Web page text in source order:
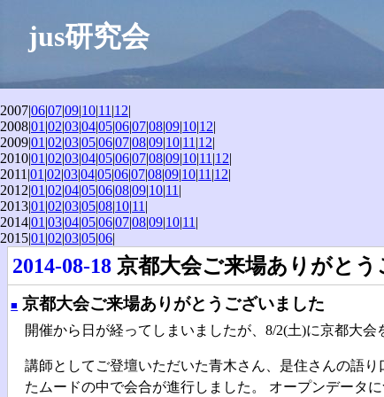
jus研究会
2007|06|07|09|10|11 |12|
2008|01 |02|03|04|05|06|07|08|09|10|12|
2009|01 |02|03|05|06|07|08|09|10|11 |12|
2010|01 |02|03|04|05|06|07|08|09|10|11 |12|
2011|01 |02|03|04|05|06|07|08|09|10|11 |12|
2012|01 |02|04|05|06|08|09|10|11 |
2013|01 |02|03|05|08|10|11 |
2014|01 |03|04|05|06|07|08|09|10|11 |
2015|01 |02|03|05|06|
2014-08-18 京都大会ご来場ありがと
■ 京都大会ご来場ありがとうございました
開催から日が経ってしまいましたが、8/2(土)に京都大
講師としてご登壇いただいた青木さん、是住さんの語
たムードの中で会合が進行しました。 オープンデータ